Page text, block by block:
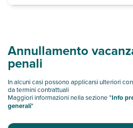
Annullamento
penali
In alcuni casi possono applicarsi ulteriori
da termini contrattuali
Maggiori informazioni nella sezione "Info
generali"